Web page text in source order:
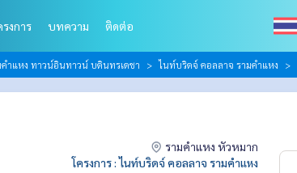
รงการ บทความ ติดต่อ
ำแหง ทาวน์อินทาวน์ บดินทรเดชา ไนท์บริดจ์ คอลลาจ รามคำแหง
รามคำแหง หัวหมาก
โครงการ : ไนท์บริดจ์ คอลลาจ รามคำแหง